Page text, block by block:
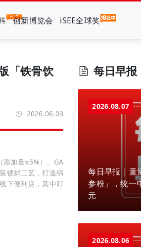
创新博览会 iSEE全球奖
「铁骨饮
2026.06.03
添加量≥5%）、GA
锁鲜工艺，打造绵
下便利店，其中叮
每日早报
2026.08.07
每日早报 | 童
参粉」，统一
元
2026.08.06